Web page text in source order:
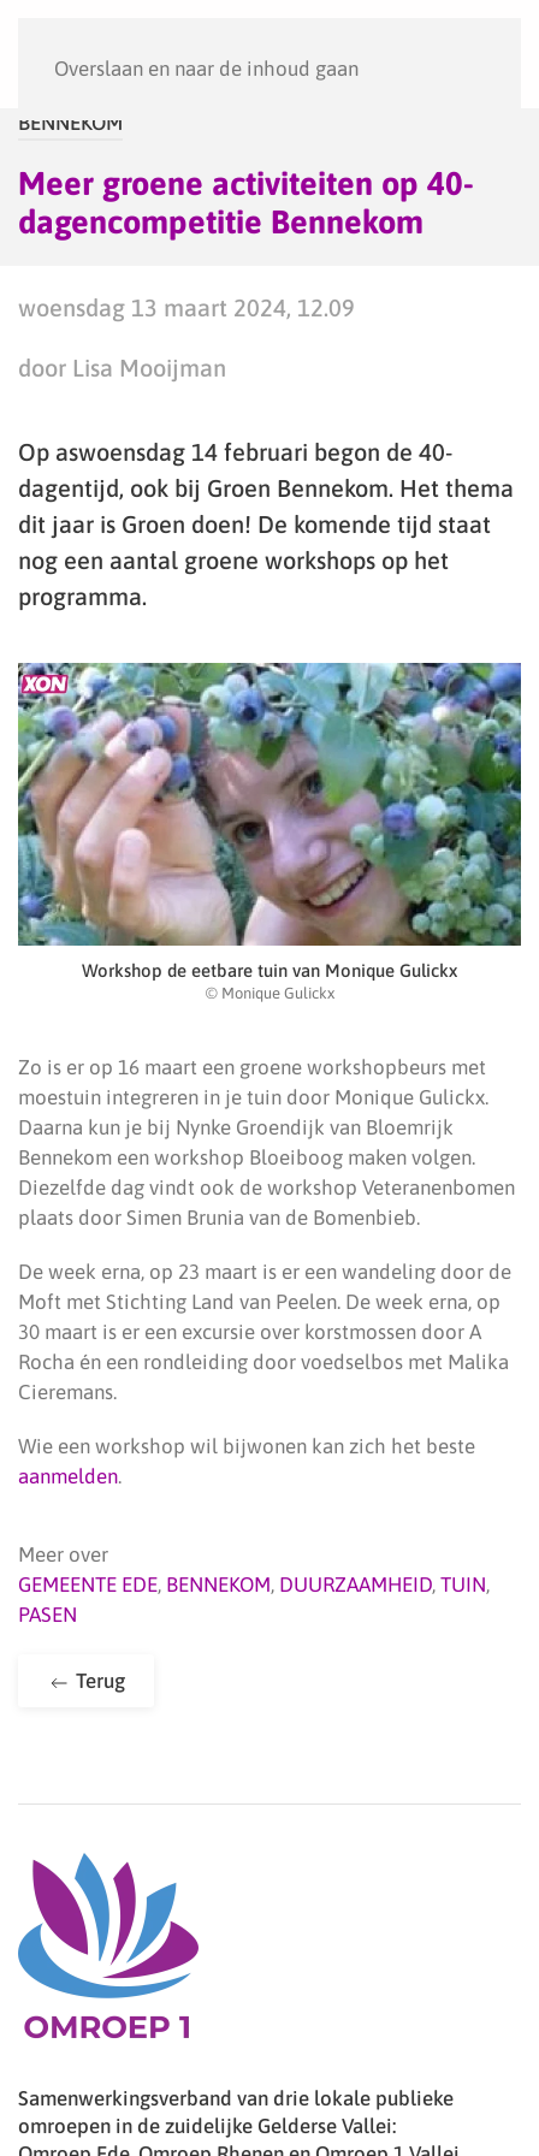
Overslaan en naar de inhoud gaan
BENNEKOM
Meer groene activiteiten op 40-
dagencompetitie Bennekom
woensdag 13 maart 2024, 12.09
door Lisa Mooijman
Op aswoensdag 14 februari begon de 40-
dagentijd, ook bij Groen Bennekom. Het thema
dit jaar is Groen doen! De komende tijd staat
nog een aantal groene workshops op het
programma.
Workshop de eetbare tuin van Monique Gulickx
© Monique Gulickx
Zo is er op 16 maart een groene workshopbeurs met
moestuin integreren in je tuin door Monique Gulickx.
Daarna kun je bij Nynke Groendijk van Bloemrijk
Bennekom een workshop Bloeiboog maken volgen.
Diezelfde dag vindt ook de workshop Veteranenbomen
plaats door Simen Brunia van de Bomenbieb.
De week erna, op 23 maart is er een wandeling door de
Moft met Stichting Land van Peelen. De week erna, op
30 maart is er een excursie over korstmossen door A
Rocha én een rondleiding door voedselbos met Malika
Cieremans.
Wie een workshop wil bijwonen kan zich het beste
aanmelden.
Meer over
GEMEENTE EDE, BENNEKOM, DUURZAAMHEID, TUIN,
PASEN
Terug
Samenwerkingsverband van drie lokale publieke
omroepen in de zuidelijke Gelderse Vallei: